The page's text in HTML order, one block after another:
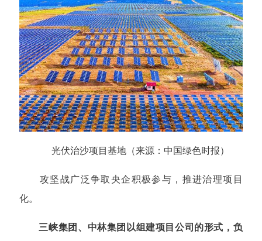
光伏治沙项目基地（来源：中国绿色时报）
攻坚战广泛争取央企积极参与，推进治理项目
化。
三峡集团、中林集团以组建项目公司的形式，负